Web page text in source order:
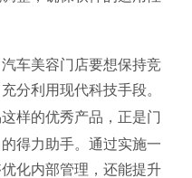
车美容门店要想保持竞
分利用现代科技手段。
这样的优秀产品，正是门
得力助手。通过实施一
化内部管理，还能提升